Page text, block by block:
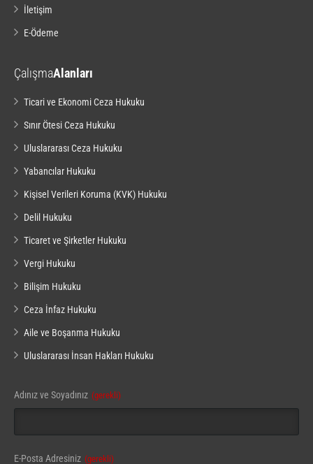
İletişim
E-Ödeme
ÇalışmaAlanları
Ticari ve Ekonomi Ceza Hukuku
Sınır Ötesi Ceza Hukuku
Uluslararası Ceza Hukuku
Yabancılar Hukuku
Kişisel Verileri Koruma (KVK) Hukuku
Delil Hukuku
Ticaret ve Şirketler Hukuku
Vergi Hukuku
Bilişim Hukuku
Ceza İnfaz Hukuku
Aile ve Boşanma Hukuku
Uluslararası İnsan Hakları Hukuku
Adınız ve Soyadınız (gerekli)
E-Posta Adresiniz (gerekli)